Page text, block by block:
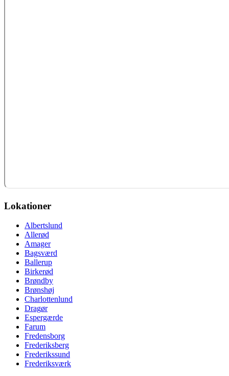
Lokationer
Albertslund
Allerød
Amager
Bagsværd
Ballerup
Birkerød
Brøndby
Brønshøj
Charlottenlund
Dragør
Espergærde
Farum
Fredensborg
Frederiksberg
Frederikssund
Frederiksværk